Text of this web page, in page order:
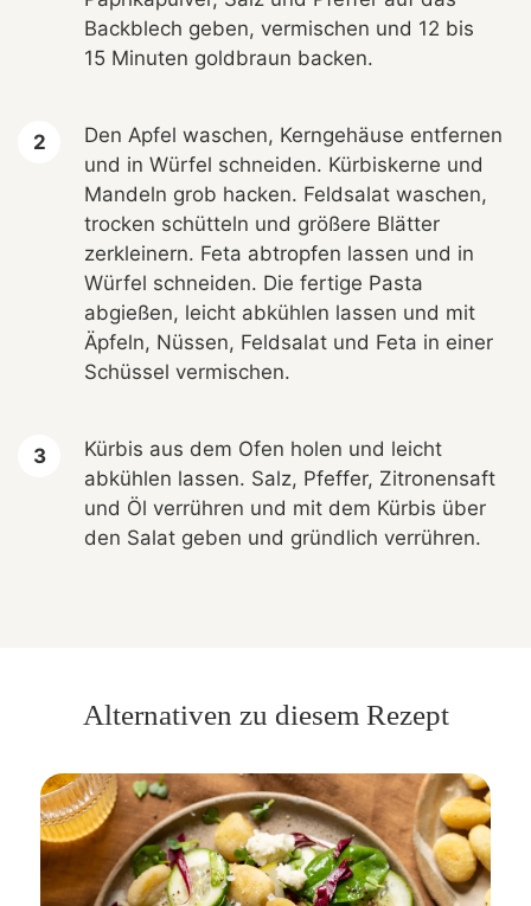
Backblech geben, vermischen und 12 bis
15 Minuten goldbraun backen.
Den Apfel waschen, Kerngehäuse entfernen
und in Würfel schneiden. Kürbiskerne und
Mandeln grob hacken. Feldsalat waschen,
trocken schütteln und größere Blätter
zerkleinern. Feta abtropfen lassen und in
Würfel schneiden. Die fertige Pasta
abgießen, leicht abkühlen lassen und mit
Äpfeln, Nüssen, Feldsalat und Feta in einer
Schüssel vermischen.
Kürbis aus dem Ofen holen und leicht
abkühlen lassen. Salz, Pfeffer, Zitronensaft
und Öl verrühren und mit dem Kürbis über
den Salat geben und gründlich verrühren.
Alternativen zu diesem Rezept